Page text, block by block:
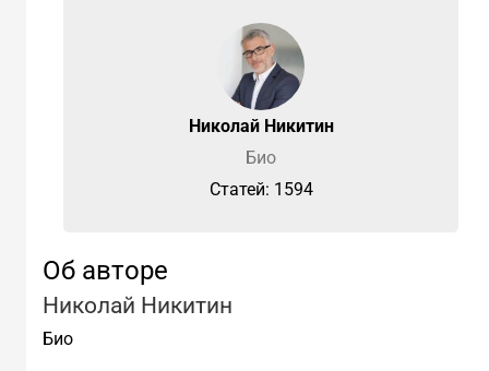
Николай Никитин
Био
Cтатей: 1594
Об авторе
Николай Никитин
Био